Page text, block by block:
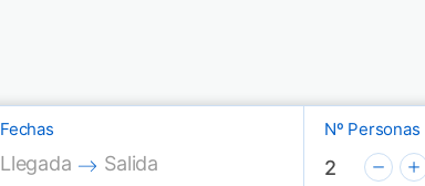
Fechas
Press the down arrow key to interact with
Llegada
Press the down arrow key to
Salida
Nº Personas
2